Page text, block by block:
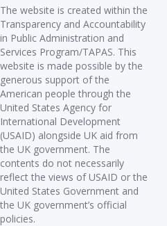
The website is created within the
Transparency and Accountability
in Public Administration and
Services Program/TAPAS. This
website is made possible by the
generous support of the
American people through the
United States Agency for
International Development
(USAID) alongside UK aid from
the UK government. The
contents do not necessarily
reflect the views of USAID or the
United States Government and
the UK government’s official
policies.